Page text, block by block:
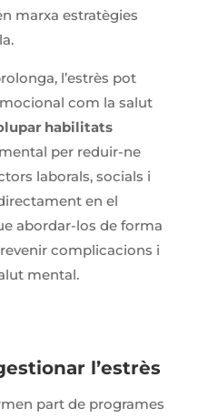
marxa estratègies
l’estrès pot
com la salut
habilitats
per reduir-ne
laborals, socials i
en el
abordar-los de forma
complicacions i
mental.
l’estrès
part de programes